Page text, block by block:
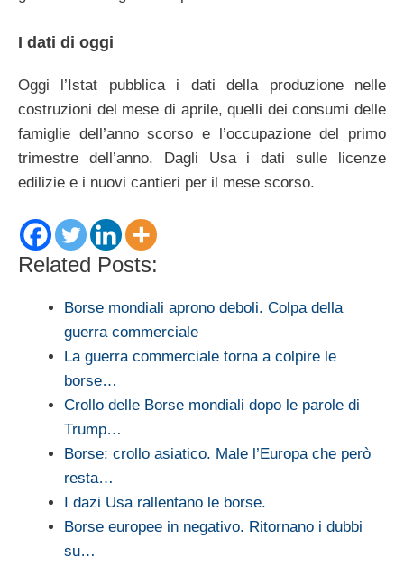
I dati di oggi
Oggi l’Istat pubblica i dati della produzione nelle
costruzioni del mese di aprile, quelli dei consumi delle
famiglie dell’anno scorso e l’occupazione del primo
trimestre dell’anno. Dagli Usa i dati sulle licenze
edilizie e i nuovi cantieri per il mese scorso.
Related Posts:
Borse mondiali aprono deboli. Colpa della
guerra commerciale
La guerra commerciale torna a colpire le
borse…
Crollo delle Borse mondiali dopo le parole di
Trump…
Borse: crollo asiatico. Male l’Europa che però
resta…
I dazi Usa rallentano le borse.
Borse europee in negativo. Ritornano i dubbi
su…